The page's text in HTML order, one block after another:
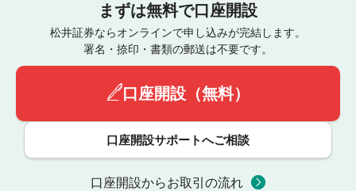
まずは無料で口座開設
松井証券ならオンラインで申し込みが完結します。
署名・捺印・書類の郵送は不要です。
口座開設（無料）
口座開設サポートへご相談
口座開設からお取引の流れ